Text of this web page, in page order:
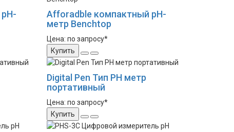
Afforadble компактный рН-
метр Benchtop
Цена: по запросу*
Купить
Digital Pen Тип PH метр
портативный
Цена: по запросу*
Купить